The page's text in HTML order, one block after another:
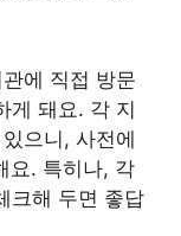
에 직접 방문
게 돼요. 각 지
으니, 사전에
요. 특히나, 각
크해 두면 좋답